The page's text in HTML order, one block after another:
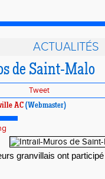
ACTUALITÉS
de Saint-Malo
Tweet
AC (Webmaster)
granvillais ont